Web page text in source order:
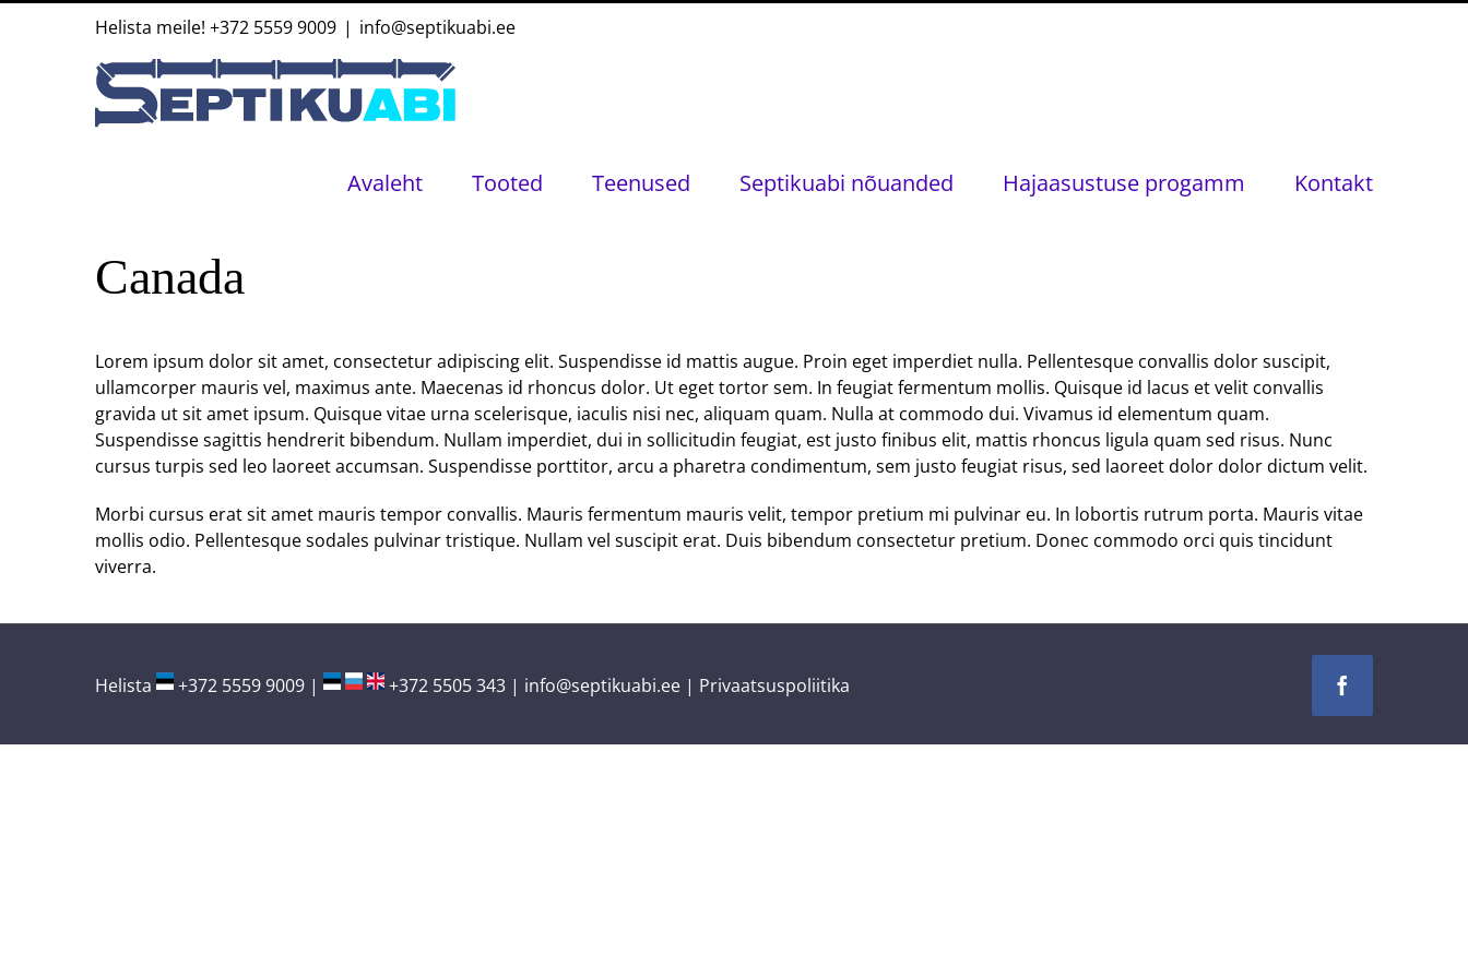
Helista meile! +372 5559 9009 | info@septikuabi.ee
Avaleht Tooted Teenused Septikuabi nõuanded Hajaasustuse progamm Kontakt
Canada
Lorem ipsum dolor sit amet, consectetur adipiscing elit. Suspendisse id mattis augue. Proin eget imperdiet nulla. Pellentesque convallis dolor suscipit,
ullamcorper mauris vel, maximus ante. Maecenas id rhoncus dolor. Ut eget tortor sem. In feugiat fermentum mollis. Quisque id lacus et velit convallis
gravida ut sit amet ipsum. Quisque vitae urna scelerisque, iaculis nisi nec, aliquam quam. Nulla at commodo dui. Vivamus id elementum quam.
Suspendisse sagittis hendrerit bibendum. Nullam imperdiet, dui in sollicitudin feugiat, est justo finibus elit, mattis rhoncus ligula quam sed risus. Nunc
cursus turpis sed leo laoreet accumsan. Suspendisse porttitor, arcu a pharetra condimentum, sem justo feugiat risus, sed laoreet dolor dolor dictum velit.
Morbi cursus erat sit amet mauris tempor convallis. Mauris fermentum mauris velit, tempor pretium mi pulvinar eu. In lobortis rutrum porta. Mauris vitae
mollis odio. Pellentesque sodales pulvinar tristique. Nullam vel suscipit erat. Duis bibendum consectetur pretium. Donec commodo orci quis tincidunt
viverra.
Helista +372 5559 9009 | +372 5505 343 | info@septikuabi.ee | Privaatsuspoliitika Facebook